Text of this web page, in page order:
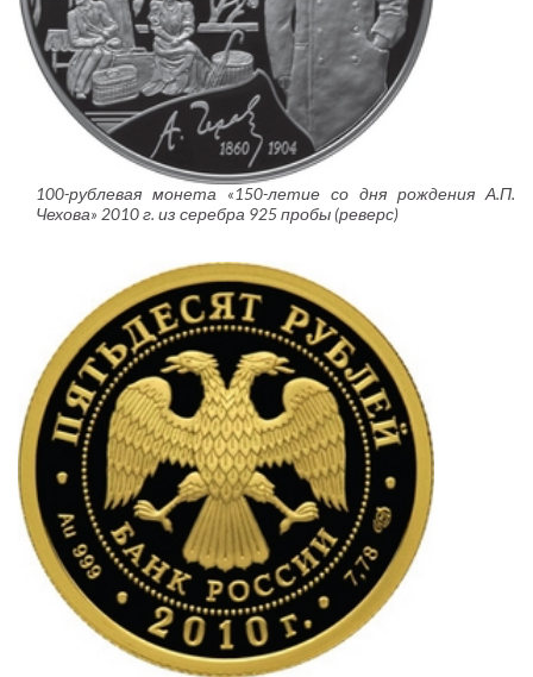
100-рублевая монета «150-летие со дня рождения А.П.
Чехова» 2010 г. из серебра 925 пробы (реверс)